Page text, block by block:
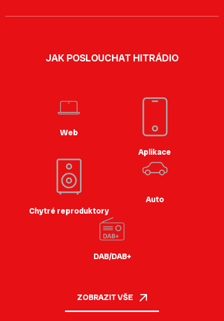
JAK POSLOUCHAT HITRÁDIO
Web
Aplikace
Chytré reproduktory
Auto
DAB/DAB+
ZOBRAZIT VŠE